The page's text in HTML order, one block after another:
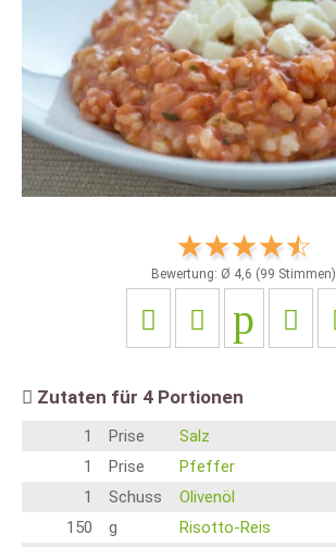
Bewertung: Ø 4,6 (99 Stimmen)
Zutaten für 4 Portionen
1 Prise
Salz
1
Prise
Pfeffer
1
Schuss
Olivenöl
150
g
Risotto-Reis